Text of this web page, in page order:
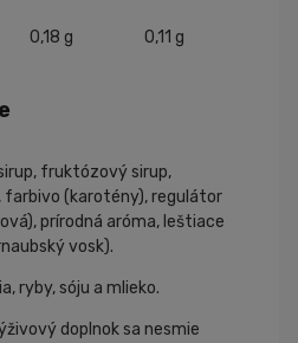
0,18 g 0,11 g
fruktózový sirup,
farbivo (karotény), regulátor
prírodná aróma, leštiace
vosk).
ryby, sóju a mlieko.
doplnok sa nesmie